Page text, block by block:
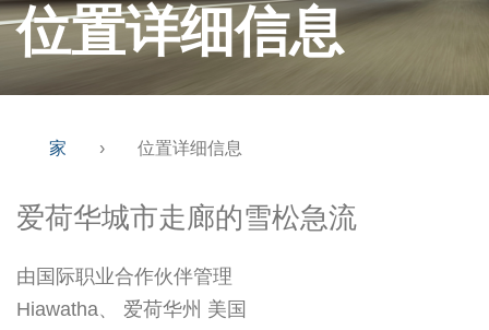
位置详细信息
家 › 位置详细信息
爱荷华城市走廊的雪松急流
由国际职业合作伙伴管理
Hiawatha、 爱荷华州 美国